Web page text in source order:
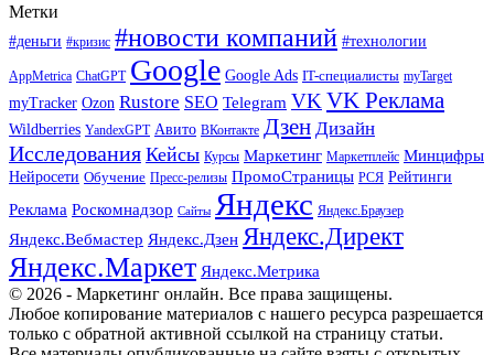
Метки
#деньги #кризис #новости компаний #технологии
AppMetrica ChatGPT Google Google Ads IT-специалисты myTarget
myTracker Ozon Rustore SEO Telegram VK VK Реклама
Wildberries YandexGPT Авито ВКонтакте Дзен Дизайн
Исследования Кейсы Курсы Маркетинг Маркетплейс Минцифры
Нейросети Обучение Пресс-релизы ПромоСтраницы РСЯ Рейтинги
Реклама Роскомнадзор Сайты Яндекс Яндекс.Браузер
Яндекс.Вебмастер Яндекс.Дзен Яндекс.Директ
Яндекс.Маркет Яндекс.Метрика
© 2026 - Маркетинг онлайн. Все права защищены.
Любое копирование материалов с нашего ресурса разрешается
только с обратной активной ссылкой на страницу статьи.